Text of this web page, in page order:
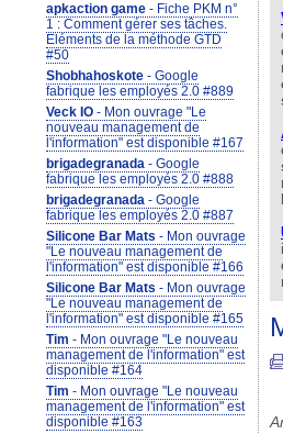
apkaction game - Fiche PKM n°
1 : Comment gérer ses tâches.
Eléments de la méthode GTD
#50
Shobhahoskote - Google
fabrique les employés 2.0 #889
Veck IO - Mon ouvrage "Le
nouveau management de
l'information" est disponible #167
brigadegranada - Google
fabrique les employés 2.0 #888
brigadegranada - Google
fabrique les employés 2.0 #887
Silicone Bar Mats - Mon ouvrage
"Le nouveau management de
l'information" est disponible #166
Silicone Bar Mats - Mon ouvrage
"Le nouveau management de
l'information" est disponible #165
Tim - Mon ouvrage "Le nouveau
management de l'information" est
disponible #164
Tim - Mon ouvrage "Le nouveau
management de l'information" est
disponible #163